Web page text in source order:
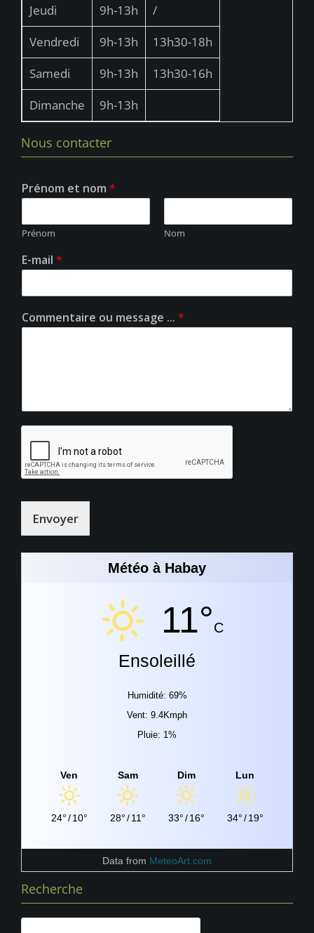
è
m
Jeudi 9h-13h
/
Vendredi
9h-13h
13h30-18h
Samedi
9h-13h
13h30-16h
Dimanche
9h-13h
Nous contacter
Prénom et nom *
Prénom Nom
E-mail *
Commentaire ou message ... *
Envoyer
Météo à Habay
11°C
Ensoleillé
Humidité: 69%
Vent: 9.4Kmph
Pluie: 1%
Ven
24°/ 10°
Sam
28°/ 11°
Dim
33°/ 16°
Lun
34°/ 19°
Data from MeteoArt.com
Recherche